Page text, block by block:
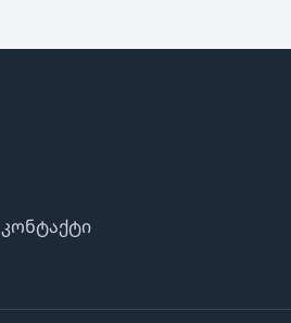
კონტაქტი